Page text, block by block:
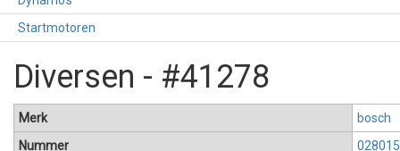
Startmotoren
Diversen - #41278
Merk
bosch
Nummer